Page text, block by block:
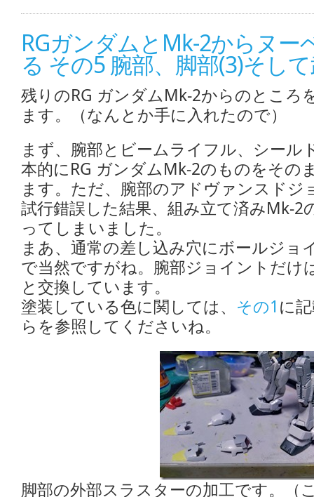
RGガンダムとMk-2からヌー
る その5 腕部、脚部(3)そし
残りのRG ガンダムMk-2からのところ
ます。（なんとか手に入れたので）
まず、腕部とビームライフル、シール
本的にRG ガンダムMk-2のものをその
ます。ただ、腕部のアドヴァンスドジ
試行錯誤した結果、組み立て済みMk-2
ってしまいました。
まあ、通常の差し込み穴にボールジョ
で当然ですがね。腕部ジョイントだけ
と交換しています。
塗装している色に関しては、 その1 に
らを参照してくださいね。
脚部の外部スラスターの加工です。（